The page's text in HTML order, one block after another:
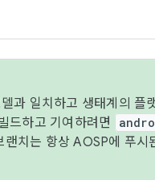
과 일치하고 생태계의
드하고 기여하려면
랜치는 항상 AOSP에 푸